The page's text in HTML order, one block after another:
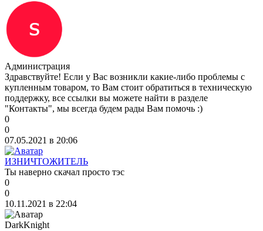
Администрация
Здравствуйте! Если у Вас возникли какие-либо проблемы с
купленным товаром, то Вам стоит обратиться в техническую
поддержку, все ссылки вы можете найти в разделе
"Контакты", мы всегда будем рады Вам помочь :)
0
0
07.05.2021 в 20:06
ИЗНИЧТОЖИТЕЛЬ
Ты наверно скачал просто тэс
0
0
10.11.2021 в 22:04
DarkKnight